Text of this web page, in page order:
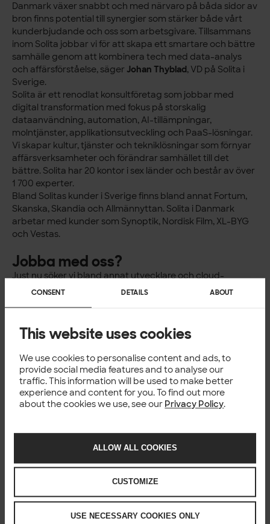
CONSENT DETAILS ABOUT
This website uses cookies
We use cookies to personalise content and ads, to
provide social media features and to analyse our
traffic. This information will be used to make better
experience and content for you. To find out more
about the cookies we use, see our Privacy Policy.
ALLOW ALL COOKIES
CUSTOMIZE
USE NECESSARY COOKIES ONLY
Danmarkväxer snabbt och med närvaro på båda sidor av
bron finns potential till synergier som stärker både vårt
kunderbjudande och oss som arbetsgivare. Tillsammans
inom Solita jobbar vi för att skapa ett smartare och bättre
samhälle genom att kombinera tech med data-analys
och affärsförståelse, säger Johan Thyblad, VD på Solita i
Sverige.
Solita är ett renodlat konsultföretag som jobbar med
digital transformation med fokus på storskalig
dataanvändning, automation, AI-tillämpningar,
molntjänster, applikationsutveckling och PaaS-lösningar.
Vi skapar kultur, tjänster och tekniklösningar som förnyar
affärsverksamheter och förändrar samhället till det
bättre. Solita har 20 kontor i sex länder och består av över
1 700 experter.
Bland Solitas kunder i Sverige finns bland annat Fortum,
Skanska, Skandia och Allmännyttan. Solita i Danmark
arbetar med kunder som Synoptik, Nordisk Film, XL-BYG
och Vestas.
Jobba med oss?
Just nu söker vi bland annat utvecklare och cloud-
konsulter,läs mer om våra lediga jobb här
För mer information
VD, Solita AB, Johan Thyblad, +46 70 673 10 08,
johan.thyblad@solita.se
Happening now